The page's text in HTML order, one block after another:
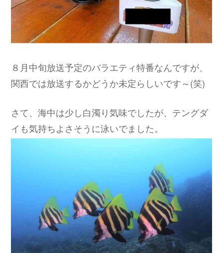
８月中旬放送予定のバラエティ特番なんですが、
関西では放送するかどうか未定らしいです～(笑)
さて、海中は少し白濁り気味でしたが、テングダ
イも気持ちよさそうに泳いでました。